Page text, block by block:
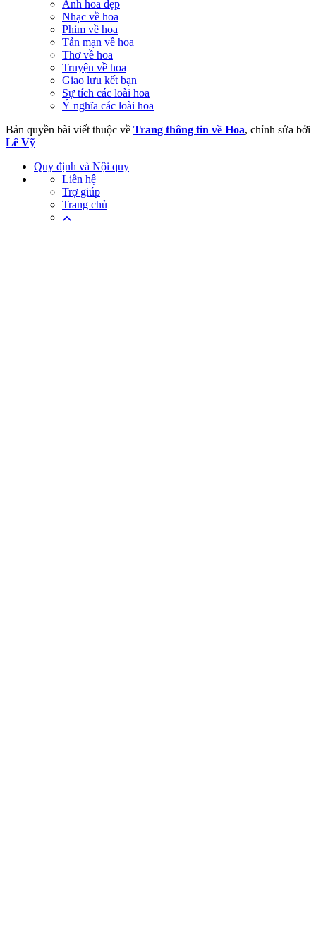
Ảnh hoa đẹp
Nhạc về hoa
Phim về hoa
Tản mạn về hoa
Thơ về hoa
Truyện về hoa
Giao lưu kết bạn
Sự tích các loài hoa
Ý nghĩa các loài hoa
Bản quyền bài viết thuộc về Trang thông tin về Hoa, chỉnh sửa bởi
Lê Vỹ
Quy định và Nội quy
Liên hệ
Trợ giúp
Trang chủ